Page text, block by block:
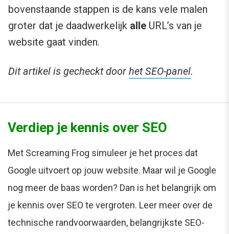
bovenstaande stappen is de kans vele malen
groter dat je daadwerkelijk alle URL’s van je
website gaat vinden.
Dit artikel is gecheckt door het SEO-panel.
Verdiep je kennis over SEO
Met Screaming Frog simuleer je het proces dat
Google uitvoert op jouw website. Maar wil je Google
nog meer de baas worden? Dan is het belangrijk om
je kennis over SEO te vergroten. Leer meer over de
technische randvoorwaarden, belangrijkste SEO-